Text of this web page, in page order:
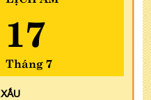
17
Tháng 7
XẤU